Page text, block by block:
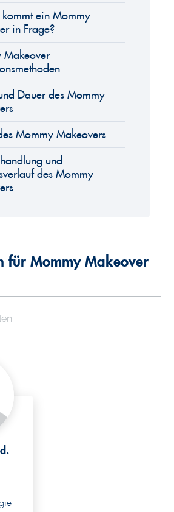
kommt ein Mommy
in Frage?
Makeover
Dauer des Mommy
Mommy Makeovers
und
des Mommy
für Mommy Makeover